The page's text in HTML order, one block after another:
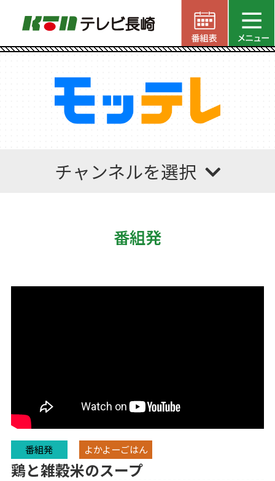
チャンネルを選択
番組発
番組発 よかよーごはん
鶏と雑穀米のスープ